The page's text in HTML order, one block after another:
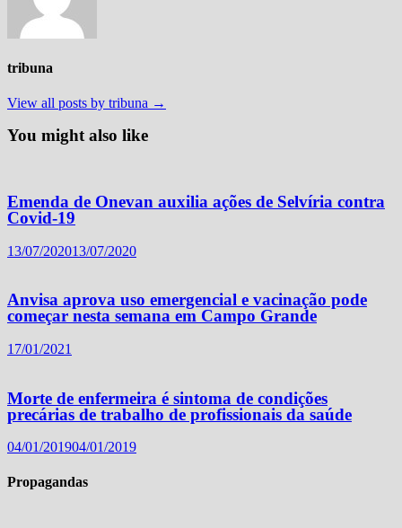
tribuna
View all posts by tribuna →
You might also like
Emenda de Onevan auxilia ações de Selvíria contra
Covid-19
13/07/202013/07/2020
Anvisa aprova uso emergencial e vacinação pode
começar nesta semana em Campo Grande
17/01/2021
Morte de enfermeira é sintoma de condições
precárias de trabalho de profissionais da saúde
04/01/201904/01/2019
Propagandas